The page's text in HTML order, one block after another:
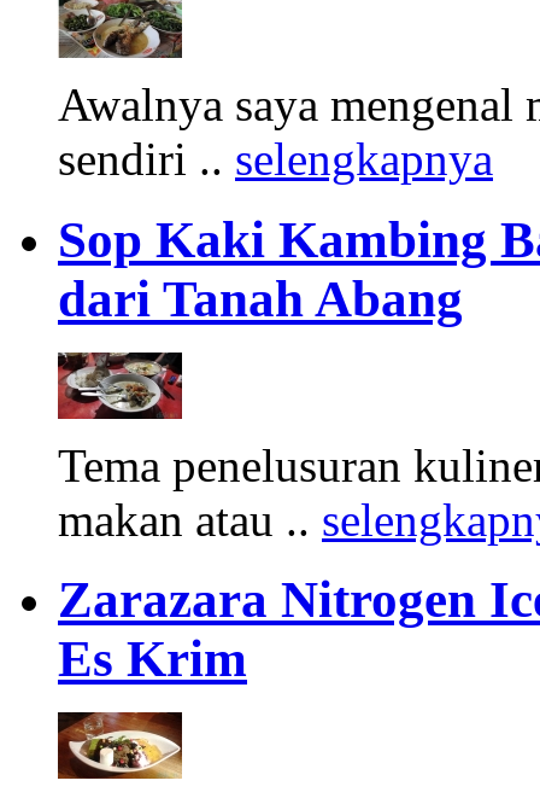
Awalnya saya mengenal
sendiri .. selengkapnya
Sop Kaki Kambing
dari Tanah Abang
Tema penelusuran
makan atau ..
Zarazara Nitrogen
Es Krim